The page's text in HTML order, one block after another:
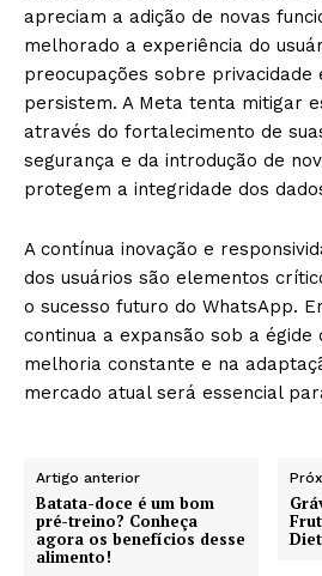
apreciam a adição de novas
melhorado a experiência do
preocupações sobre privacidade
persistem. A Meta tenta mitigar
através do fortalecimento de
segurança e da introdução de
protegem a integridade dos
A contínua inovação e
dos usuários são elementos
o sucesso futuro do WhatsApp.
continua a expansão sob a égide
melhoria constante e na
mercado atual será essencial
Artigo anterior
Batata-doce é um bom
pré-treino? Conheça
agora os benefícios desse
alimento!